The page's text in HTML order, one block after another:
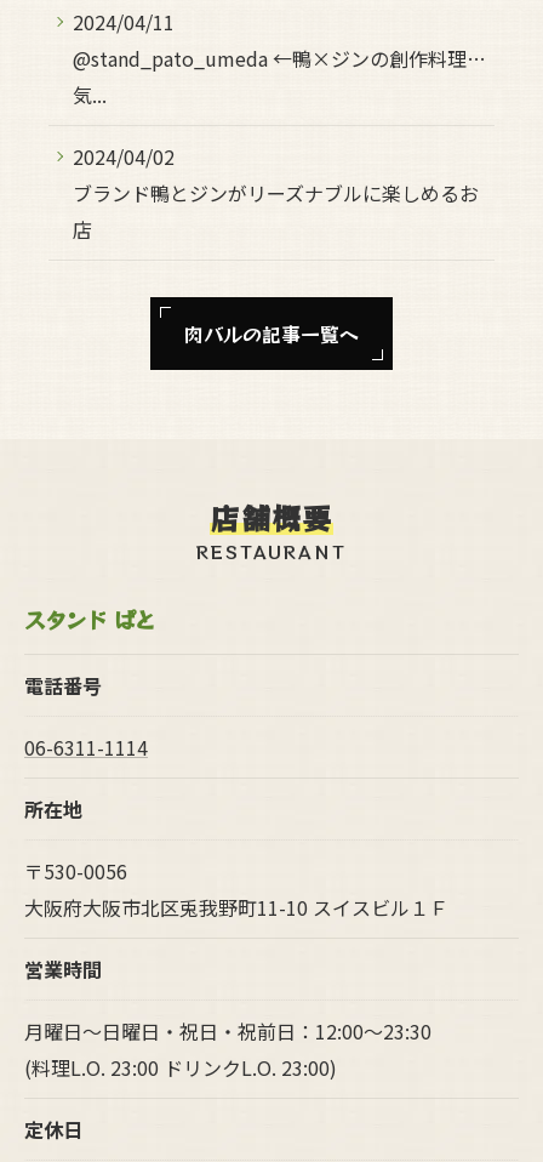
2024/04/11
@stand_pato_umeda ←鴨×ジンの創作料理…
気...
2024/04/02
ブランド鴨とジンがリーズナブルに楽しめるお
店
肉バルの記事一覧へ
店舗概要
RESTAURANT
スタンド ぱと
電話番号
06-6311-1114
所在地
〒530-0056
大阪府大阪市北区兎我野町11-10 スイスビル１Ｆ
営業時間
月曜日～日曜日・祝日・祝前日：12:00～23:30
(料理L.O. 23:00 ドリンクL.O. 23:00)
定休日